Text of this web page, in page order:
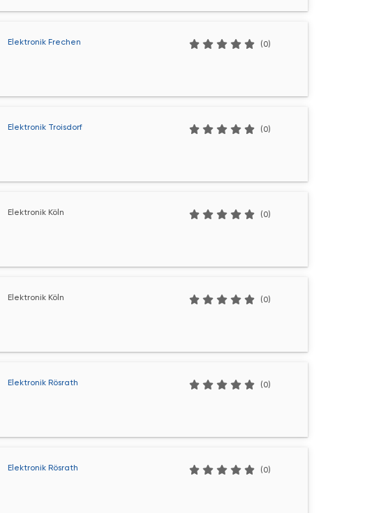
Elektronik Frechen (0)
Elektronik Troisdorf (0)
Elektronik Köln (0)
Elektronik Köln (0)
Elektronik Rösrath (0)
Elektronik Rösrath (0)